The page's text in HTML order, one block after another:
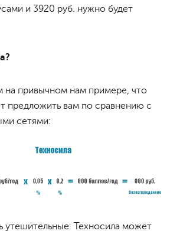
и 3920 руб. нужно будет
на привычном нам примере, что
предложить вам по сравнению с
сетями:
утешительные: Техносила может